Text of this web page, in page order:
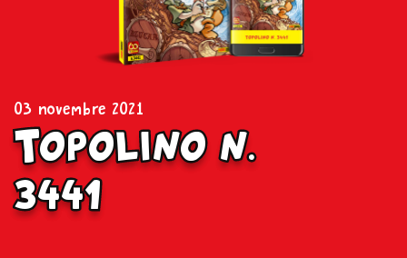
03 novembre 2021
Topolino n.
3441